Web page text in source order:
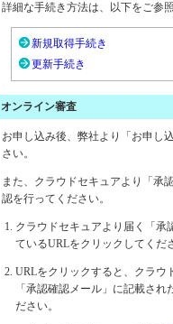
詳細な手続き方法は、以下をご参照
新規取得手続き
更新手続き
オンライン審査
お申し込み後、弊社より「お申し
さい。
また、クラウドセキュアより「承
認を行ってください。
クラウドセキュアより届く「承
ているURLをクリックしてくだ
URLをクリックすると、クラウ
「承認確認メール」に記載され
ださい。